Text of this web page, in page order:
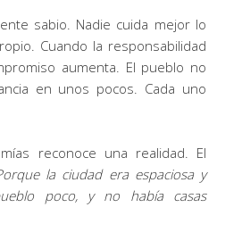
sabio. Nadie cuida mejor lo
Cuando la responsabilidad
aumenta. El pueblo no
en unos pocos. Cada uno
reconoce una realidad. El
la ciudad era espaciosa y
poco, y no había casas